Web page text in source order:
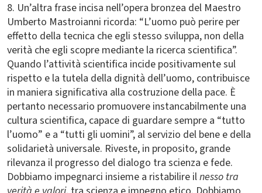
8. Un’altra frase incisa nell’opera bronzea del Maestro
Umberto Mastroianni ricorda: “L’uomo può perire per
effetto della tecnica che egli stesso sviluppa, non della
verità che egli scopre mediante la ricerca scientifica”.
Quando l’attività scientifica incide positivamente sul
rispetto e la tutela della dignità dell’uomo, contribuisce
in maniera significativa alla costruzione della pace. È
pertanto necessario promuovere instancabilmente una
cultura scientifica, capace di guardare sempre a “tutto
l’uomo” e a “tutti gli uomini”, al servizio del bene e della
solidarietà universale. Riveste, in proposito, grande
rilevanza il progresso del dialogo tra scienza e fede.
Dobbiamo impegnarci insieme a ristabilire ilnesso tra